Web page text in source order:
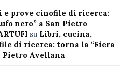
e prove cinofile di ricerca:
nero” a San Pietro
su Libri, cucina,
di ricerca: torna la “Fiera
Pietro Avellana